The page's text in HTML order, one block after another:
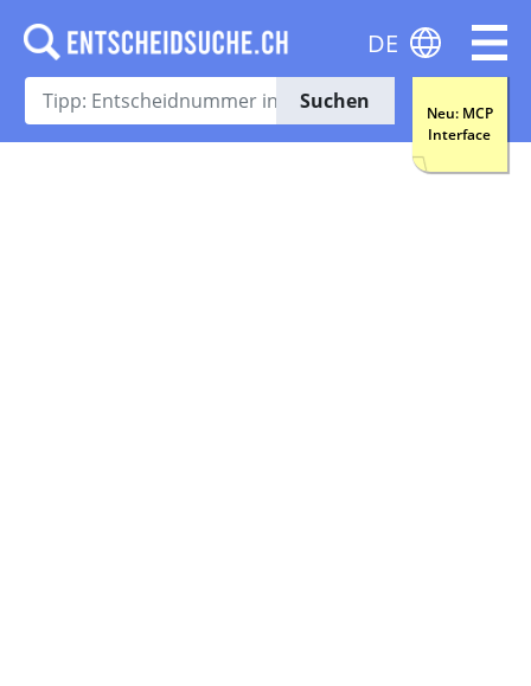
Suchen
Neu: MCP
Interface
DE